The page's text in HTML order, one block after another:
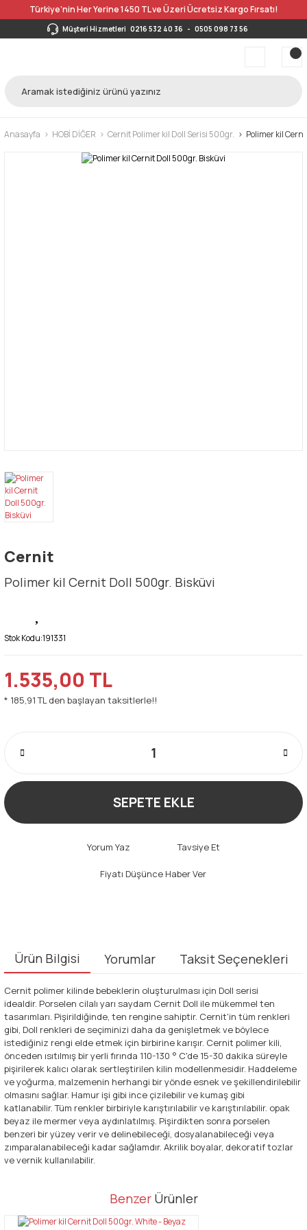
Türkiye’nin Her Yerine 1450 TL ve Üzeri Ücretsiz Kargo Fırsatı!
Müşteri Hizmetleri 0216 532 40 36 - 0505 098 73 56
Anasayfa HOBİ DİĞER Cernit Polimer kil Doll Serisi 500gr. Polimer kil
Cernit
Polimer kil Cernit Doll 500gr. Bisküvi
Stok Kodu:191331
1.535,00 TL
* 185,91 TL den başlayan taksitlerle!!
SEPETE EKLE
Yorum Yaz Tavsiye Et
Fiyatı Düşünce Haber Ver
Ürün Bilgisi Yorumlar Taksit Seçenekleri
Cernit polimer kilinde bebeklerin oluşturulması için Doll serisi
idealdir. Porselen cilalı yarı saydam Cernit Doll ile mükemmel ten
tasarımları. Pişirildiğinde, ten rengine sahiptir. Cernit'in tüm renkleri
gibi, Doll renkleri de seçiminizi daha da genişletmek ve böylece
istediğiniz rengi elde etmek için birbirine karışır. Cernit polimer kili,
önceden ısıtılmış bir yerli fırında 110-130 ° C'de 15-30 dakika süreyle
pişirilerek kalıcı olarak sertleştirilen kilin modellenmesidir. Haddeleme
ve yoğurma, malzemenin herhangi bir yönde esnek ve şekillendirilebilir
olmasını sağlar. Hamur işi gibi ince çizilebilir ve kumaş gibi
katlanabilir. Tüm renkler birbiriyle karıştırılabilir ve karıştırılabilir. opak
beyaz ile mermer veya aydınlatılmış. Pişirdikten sonra porselen
benzeri bir yüzey verir ve delinebileceği, dosyalanabileceği veya
zımparalanabileceği kadar sağlamdır. Akrilik boyalar, dekoratif tozlar
ve vernik kullanılabilir.
Bu ürüne ilk yorumu siz yapın!
Bu ürünün fiyat bilgisi, resim, ürün açıklamalarında ve diğer
tarafımıza iletebilirsiniz.
Benzer Ürünler